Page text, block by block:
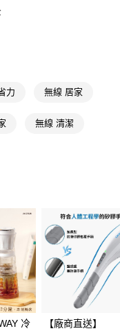
轉至「AFTEE先享後付」
連結，可透過四大超商／
您需要取消訂單，請聯絡
有效，需透過AFTEE先享
頁面顯示為準，若有關於
請聯繫「AFTEE先享後付
support/home
先享後付」服務完成之交
交易相關給付款項請求債
力 無線 居家
無線 清潔
冷
【廠商直送】